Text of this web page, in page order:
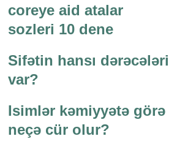
coreye aid atalar
sozleri 10 dene
Sifətin hansı dərəcələri
var?
Isimlər kəmiyyətə görə
neçə cür olur?